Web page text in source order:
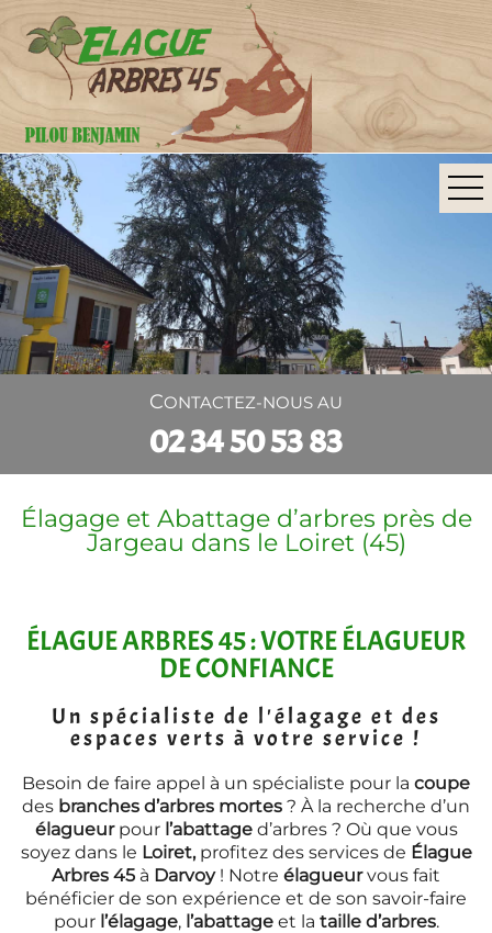
CONTACTEZ-NOUS AU
02 34 50 53 83
Élagage et Abattage d’arbres près de
Jargeau dans le Loiret (45)
ÉLAGUE ARBRES 45 : VOTRE ÉLAGUEUR
DE CONFIANCE
Un spécialiste de l'élagage et des
espaces verts à votre service !
Besoin de faire appel à un spécialiste pour la coupe
des branches d’arbres mortes ? À la recherche d’un
élagueurpour l’abattaged’arbres ? Où que vous
soyez dans le Loiret,profitez des services de Élague
Arbres 45 à Darvoy! Notre élagueurvous fait
bénéficier de son expérience et de son savoir-faire
pour l’élagage, l’abattage et la taille d’arbres.